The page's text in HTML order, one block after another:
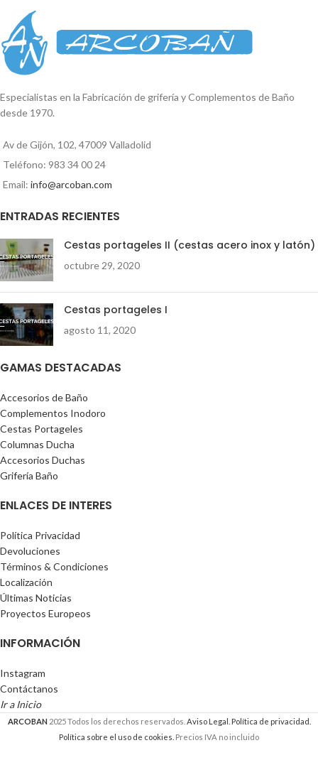
Especialistas en la Fabricación de grifería y Complementos de Baño
desde 1970.
Av de Gijón, 102, 47009 Valladolid
Teléfono: 983 34 00 24
Email: info@arcoban.com
ENTRADAS RECIENTES
Cestas portageles II (cestas acero inox y latón)
octubre 29, 2020
Cestas portageles I
agosto 11, 2020
GAMAS DESTACADAS
Accesorios de Baño
Complementos Inodoro
Cestas Portageles
Columnas Ducha
Accesorios Duchas
Grifería Baño
ENLACES DE INTERES
Política Privacidad
Devoluciones
Términos & Condiciones
Localización
Últimas Noticias
Proyectos Europeos
INFORMACIÓN
Instagram
Contáctanos
Ir a Inicio
ARCOBAN 2025 Todos los derechos reservados. Aviso Legal.
Política de privacidad.
Política sobre el uso de cookies. Precios IVA no incluido